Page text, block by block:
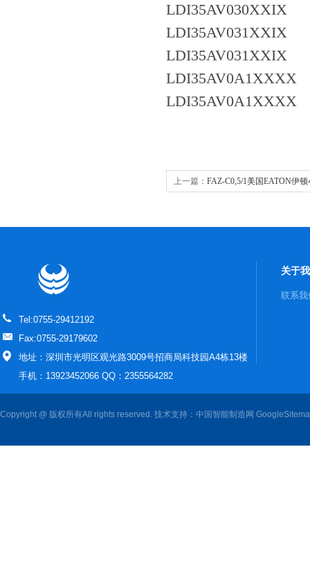
LDI35AV030XXIX
LDI35AV031XXIX
LDI35AV031XXIX
LDI35AV0A1XXXX
LDI35AV0A1XXXX
上一篇： FAZ-C0,5/1美国EATON伊
Tel:0755-29412192
Fax:0755-29179602
地址：深圳市光明区观光路3009号招商局科技园A4栋13楼
手机：13923452066 QQ：2355564282
关于
联系我
Copyright @ 版权所有All rights reserved. 技术支持： 中国智能制造网